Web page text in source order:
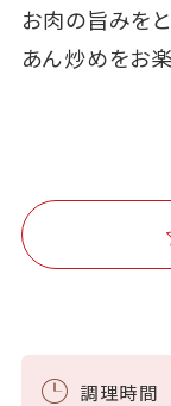
お肉の旨みを
あん炒めをお
調理時間